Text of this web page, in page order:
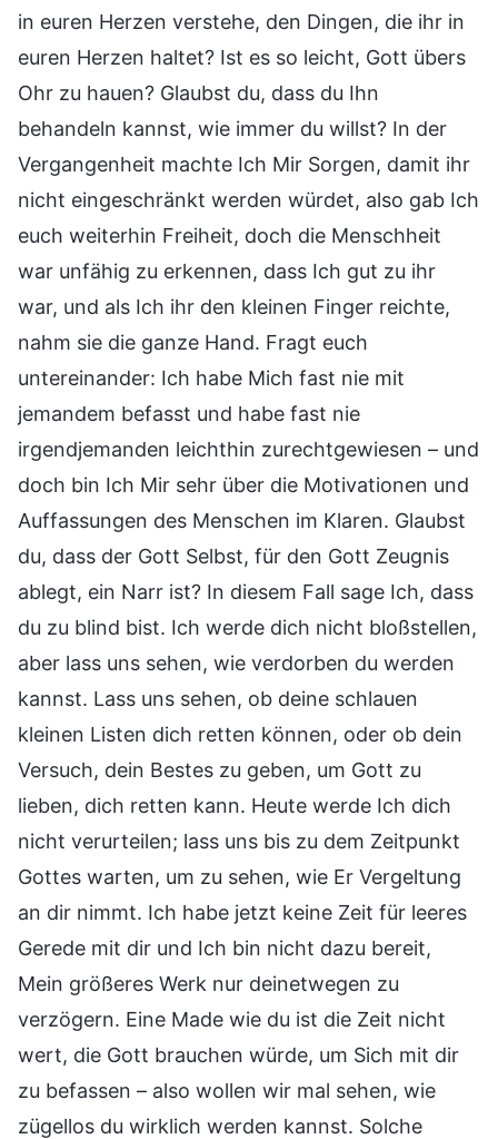
in euren Herzen verstehe, den Dingen, die ihr in
euren Herzen haltet? Ist es so leicht, Gott übers
Ohr zu hauen? Glaubst du, dass du Ihn
behandeln kannst, wie immer du willst? In der
Vergangenheit machte Ich Mir Sorgen, damit ihr
nicht eingeschränkt werden würdet, also gab Ich
euch weiterhin Freiheit, doch die Menschheit
war unfähig zu erkennen, dass Ich gut zu ihr
war, und als Ich ihr den kleinen Finger reichte,
nahm sie die ganze Hand. Fragt euch
untereinander: Ich habe Mich fast nie mit
jemandem befasst und habe fast nie
irgendjemanden leichthin zurechtgewiesen – und
doch bin Ich Mir sehr über die Motivationen und
Auffassungen des Menschen im Klaren. Glaubst
du, dass der Gott Selbst, für den Gott Zeugnis
ablegt, ein Narr ist? In diesem Fall sage Ich, dass
du zu blind bist. Ich werde dich nicht bloßstellen,
aber lass uns sehen, wie verdorben du werden
kannst. Lass uns sehen, ob deine schlauen
kleinen Listen dich retten können, oder ob dein
Versuch, dein Bestes zu geben, um Gott zu
lieben, dich retten kann. Heute werde Ich dich
nicht verurteilen; lass uns bis zu dem Zeitpunkt
Gottes warten, um zu sehen, wie Er Vergeltung
an dir nimmt. Ich habe jetzt keine Zeit für leeres
Gerede mit dir und Ich bin nicht dazu bereit,
Mein größeres Werk nur deinetwegen zu
verzögern. Eine Made wie du ist die Zeit nicht
wert, die Gott brauchen würde, um Sich mit dir
zu befassen – also wollen wir mal sehen, wie
zügellos du wirklich werden kannst. Solche